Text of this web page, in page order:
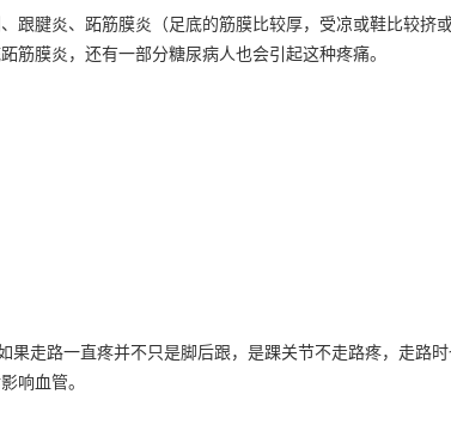
跟腱炎、跖筋膜炎（足底的筋膜比较厚，受凉或鞋比较挤
筋膜炎，还有一部分糖尿病人也会引起这种疼痛。
果走路一直疼并不只是脚后跟，是踝关节不走路疼，走路
响血管。